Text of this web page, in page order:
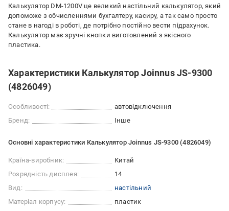
Калькулятор DM-1200V це великий настільний калькулятор, який
допоможе з обчисленнями бухгалтеру, касиру, а так само просто
стане в нагоді в роботі, де потрібно постійно вести підрахунок.
Калькулятор має зручні кнопки виготовлений з якісного
пластика.
Характеристики Калькулятор Joinnus JS-9300
(4826049)
Особливості:
автовідключення
Бренд:
Інше
Основні характеристики Калькулятор Joinnus JS-9300 (4826049)
Країна-виробник:
Китай
Розрядність дисплея:
14
Вид:
настільний
Матеріал корпусу:
пластик